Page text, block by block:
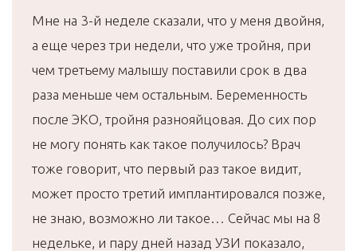
Мне на 3-й неделе сказали, что у меня двойня,
а еще через три недели, что уже тройня, при
чем третьему малышу поставили срок в два
раза меньше чем остальным. Беременность
после ЭКО, тройня разнояйцовая. До сих пор
не могу понять как такое получилось? Врач
тоже говорит, что первый раз такое видит,
может просто третий имплантировался позже,
не знаю, возможно ли такое… Сейчас мы на 8
недельке, и пару дней назад УЗИ показало,